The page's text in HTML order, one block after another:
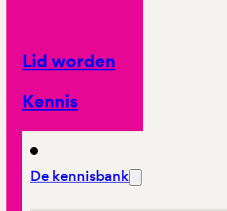
Lid worden
Kennis
De kennisbank